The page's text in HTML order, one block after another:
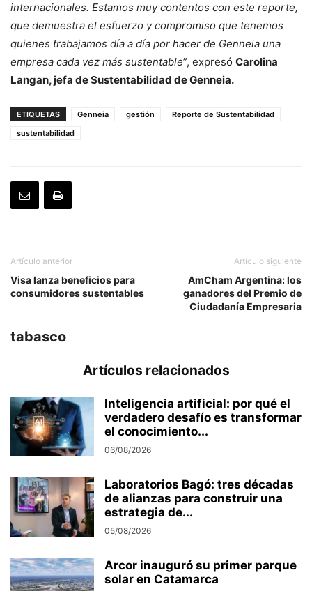
internacionales. Estamos muy contentos con este reporte,
que demuestra el esfuerzo y compromiso que tenemos
quienes trabajamos día a día por hacer de Genneia una
empresa cada vez más sustentable”, expresó Carolina
Langan, jefa de Sustentabilidad de Genneia.
ETIQUETAS Genneia gestión
Reporte de Sustentabilidad
sustentabilidad
Artículo anterior
Visa lanza beneficios para
consumidores sustentables
Artículo siguiente
AmCham Argentina: los
ganadores del Premio de
Ciudadanía Empresaria
tabasco
Artículos relacionados
Inteligencia artificial: por qué el
verdadero desafío es transformar
el conocimiento...
06/08/2026
Laboratorios Bagó: tres décadas
de alianzas para construir una
estrategia de...
05/08/2026
Arcor inauguró su primer parque
solar en Catamarca